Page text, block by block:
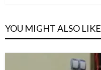
YOU MIGHT ALSO LIKE